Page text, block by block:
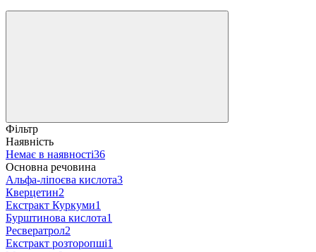
Фільтр
Наявність
Немає в наявності36
Основна речовина
Альфа-ліпоєва кислота3
Кверцетин2
Екстракт Куркуми1
Бурштинова кислота1
Ресвератрол2
Екстракт розторопші1